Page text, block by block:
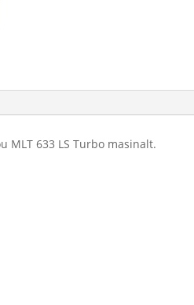
MLT 633 LS Turbo masinalt.